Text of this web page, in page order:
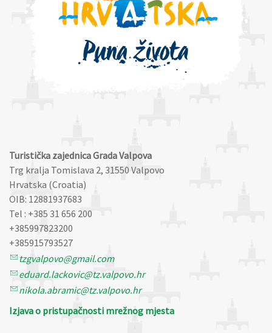
Turistička zajednica Grada Valpova
Trg kralja Tomislava 2, 31550 Valpovo
Hrvatska (Croatia)
OIB: 12881937683
Tel : +385 31 656 200
+385997823200
+385915793527
tzgvalpovo@gmail.com
eduard.lackovic@tz.valpovo.hr
nikola.abramic@tz.valpovo.hr
Izjava o pristupačnosti mrežnog mjesta